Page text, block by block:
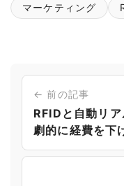
マーケティング
← 前の記事
RFIDと自動リ
劇的に経費を下